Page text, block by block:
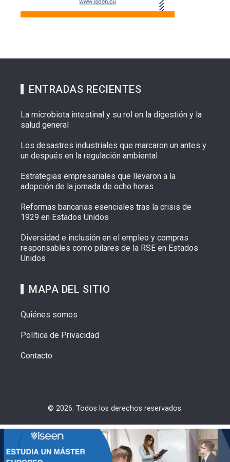
ENTRADAS RECIENTES
La microbiota intestinal y su rol en la digestión y la
salud general
Los desastres industriales que marcaron un antes y
un después en la regulación ambiental
Estrategias empresariales que llevaron a la
adopción de la jornada de ocho horas
Reformas bancarias esenciales tras la crisis de
1929 en Estados Unidos
Diversidad e inclusión en el empleo y compras
responsables como pilares de la RSE en Estados
Unidos
MAPA DEL SITIO
Quiénes somos
Política de Privacidad
Contacto
© 2026. Todos los derechos reservados.